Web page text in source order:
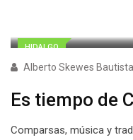
HIDALGO
Alberto Skewes Bautista
Es tiempo de
Comparsas, música y